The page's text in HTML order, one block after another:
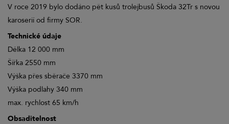
V roce 2019 bylo dodáno pět kusů trolejbusů Škoda 32Tr s novou
karoserií od firmy SOR.
Technické údaje
Délka 12 000 mm
Šířka 2550 mm
Výška přes sběrače 3370 mm
Výška podlahy 340 mm
max. rychlost 65 km/h
Obsaditelnost